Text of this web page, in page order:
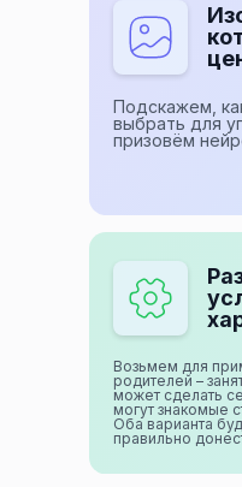
Подскажем,
выбрать для
призовём
Возьмем для
родителей –
может сделать
могут знакомые
Оба варианта
правильно